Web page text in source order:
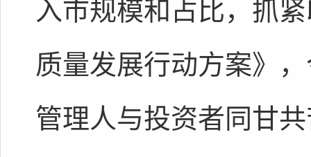
入市规模和占比，抓
质量发展行动方案》
管理人与投资者同甘